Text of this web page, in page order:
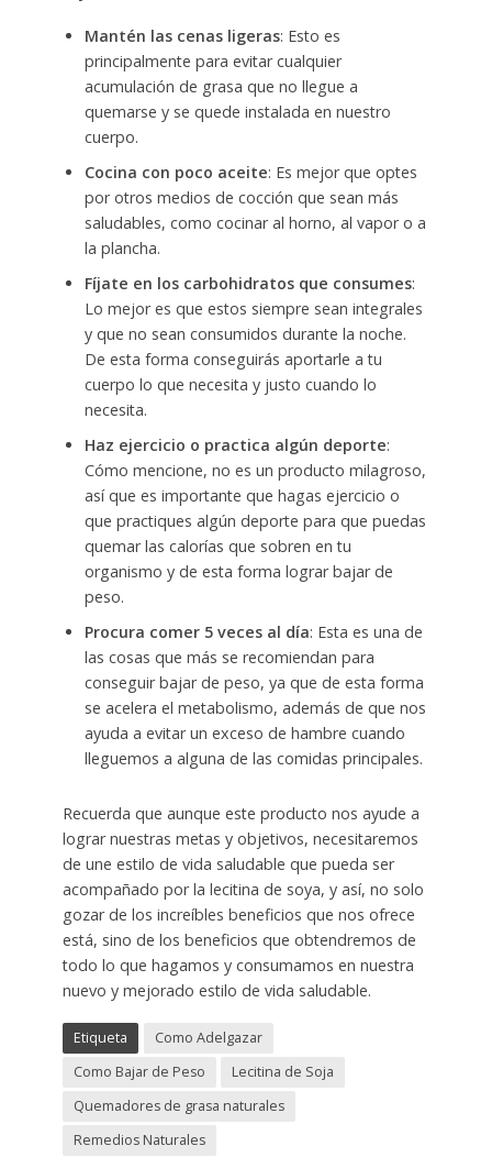
Mantén las cenas ligeras: Esto es
principalmente para evitar cualquier
acumulación de grasa que no llegue a
quemarse y se quede instalada en nuestro
cuerpo.
Cocina con poco aceite: Es mejor que optes
por otros medios de cocción que sean más
saludables, como cocinar al horno, al vapor o a
la plancha.
Fíjate en los carbohidratos que consumes:
Lo mejor es que estos siempre sean integrales
y que no sean consumidos durante la noche.
De esta forma conseguirás aportarle a tu
cuerpo lo que necesita y justo cuando lo
necesita.
Haz ejercicio o practica algún deporte:
Cómo mencione, no es un producto milagroso,
así que es importante que hagas ejercicio o
que practiques algún deporte para que puedas
quemar las calorías que sobren en tu
organismo y de esta forma lograr bajar de
peso.
Procura comer 5 veces al día: Esta es una de
las cosas que más se recomiendan para
conseguir bajar de peso, ya que de esta forma
se acelera el metabolismo, además de que nos
ayuda a evitar un exceso de hambre cuando
lleguemos a alguna de las comidas principales.
Recuerda que aunque este producto nos ayude a
lograr nuestras metas y objetivos, necesitaremos
de une estilo de vida saludable que pueda ser
acompañado por la lecitina de soya, y así, no solo
gozar de los increíbles beneficios que nos ofrece
está, sino de los beneficios que obtendremos de
todo lo que hagamos y consumamos en nuestra
nuevo y mejorado estilo de vida saludable.
Etiqueta
Como Adelgazar
Como Bajar de Peso
Lecitina de Soja
Quemadores de grasa naturales
Remedios Naturales